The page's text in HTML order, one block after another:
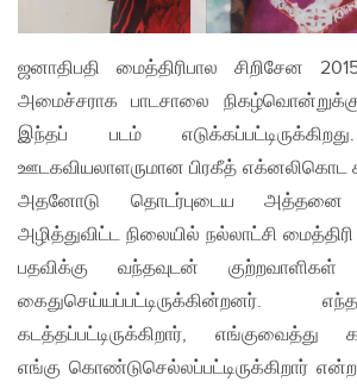
ஜனாதிபதி மைத்திரிபால சிறிசேன
அமைச்சராக பாடசாலை
இந்தப் படம்
ஊடகவியலாளருமான பிரகீத் எக்னலிகொட
அதனோடு தொடர்புடைய அத்தனை
அழித்துவிட்ட நிலையில் நல்லாட்சி
பதவிக்கு வந்தவுடன் குற்றவாளிகள்
கைதுசெய்யப்பட்டிருக்கின்றனர்.
கடத்தப்பட்டிருக்கிறார், எங்குவைத்து
எங்கு கொண்டுசெல்லப்பட்டிருக்கிறார்